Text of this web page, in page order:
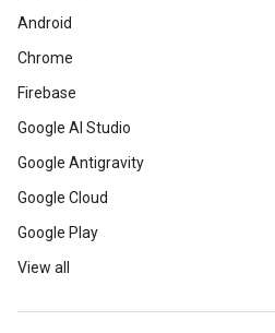
Android
Chrome
Firebase
Google AI Studio
Google Antigravity
Google Cloud
Google Play
View all